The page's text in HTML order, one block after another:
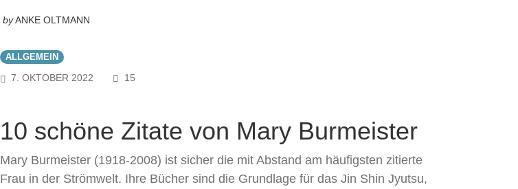
by ANKE OLTMANN
ALLGEMEIN
7. OKTOBER 2022 15COMMENTS
10 schöne Zitate von Mary Burmeister
Mary Burmeister (1918-2008) ist sicher die mit Abstand am häufigsten zitierte
Frau in der Strömwelt. Ihre Bücher sind die Grundlage für das Jin Shin Jyutsu,